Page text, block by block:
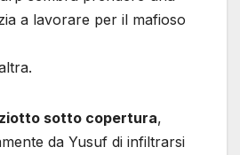
a lavorare per il mafioso
sotto copertura,
da Yusuf di infiltrarsi